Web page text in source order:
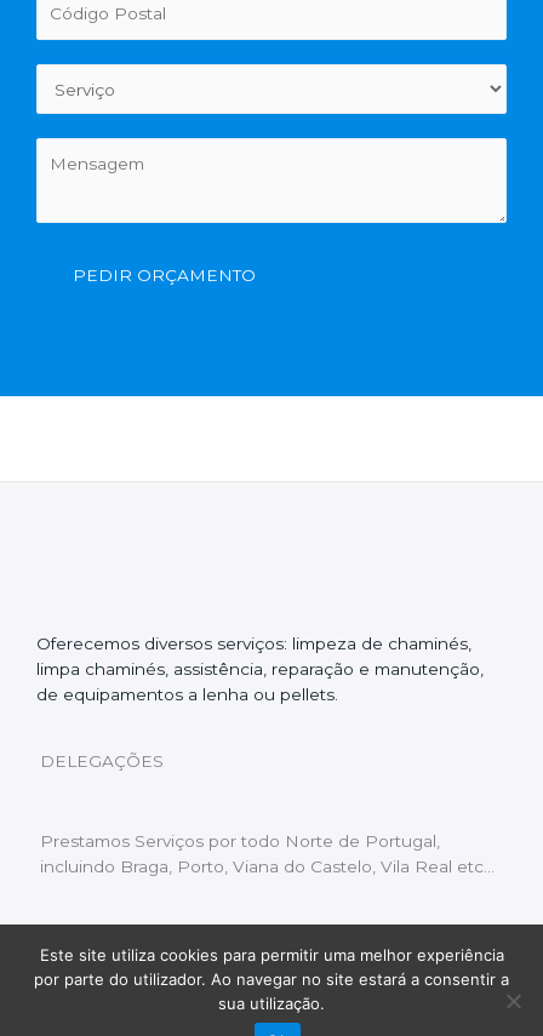
PEDIR ORÇAMENTO
Oferecemos diversos serviços: limpeza de chaminés,
limpa chaminés, assistência, reparação e manutenção,
de equipamentos a lenha ou pellets.
DELEGAÇÕES
Prestamos Serviços por todo Norte de Portugal,
incluindo Braga, Porto, Viana do Castelo, Vila Real etc…
Livro de Reclamações | Política de Privacidade
Copyright © 2022 Limpeza Chaminés | Desenvolvido
Fluxo Digital – a inovar a web
Este site utiliza cookies para permitir uma melhor experiência
por parte do utilizador. Ao navegar no site estará a consentir a
sua utilização.